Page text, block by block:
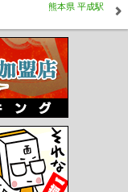
熊本県 平成駅